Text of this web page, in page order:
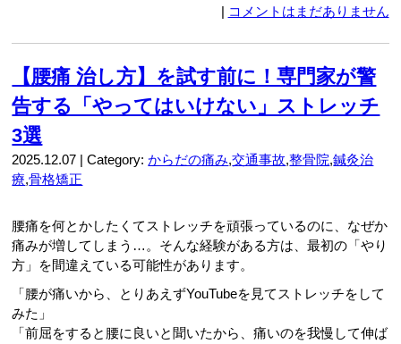
| コメントはまだありません
【腰痛 治し方】を試す前に！専門家が警
告する「やってはいけない」ストレッチ
3選
2025.12.07 | Category:からだの痛み,交通事故,整骨院,鍼灸治
療,骨格矯正
腰痛を何とかしたくてストレッチを頑張っているのに、なぜか
痛みが増してしまう…。そんな経験がある方は、最初の「やり
方」を間違えている可能性があります。
「腰が痛いから、とりあえずYouTubeを見てストレッチをして
みた」
「前屈をすると腰に良いと聞いたから、痛いのを我慢して伸ば